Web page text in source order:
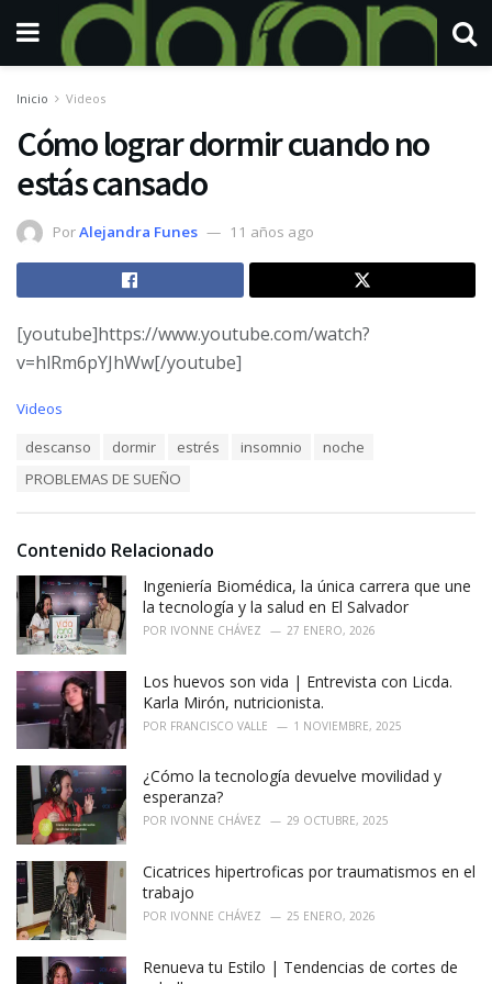
Inicio Videos
Cómo lograr dormir cuando no
estás cansado
PorAlejandra Funes 11 años ago
[youtube]https://www.youtube.com/watch?
v=hlRm6pYJhWw[/youtube]
C
i
:
Videos
descanso dormir estrés insomnio
noche
PROBLEMAS DE SUEÑO
Contenido Relacionado
Ingeniería Biomédica, la única carrera que une
la tecnología y la salud en El Salvador
POR IVONNE CHÁVEZ 27 ENERO, 2026
Los huevos son vida | Entrevista con Licda.
Karla Mirón, nutricionista.
POR FRANCISCO VALLE 1 NOVIEMBRE, 2025
¿Cómo la tecnología devuelve movilidad y
esperanza?
POR IVONNE CHÁVEZ 29 OCTUBRE, 2025
Cicatrices hipertroficas por traumatismos en el
trabajo
POR IVONNE CHÁVEZ 25 ENERO, 2026
Renueva tu Estilo | Tendencias de cortes de